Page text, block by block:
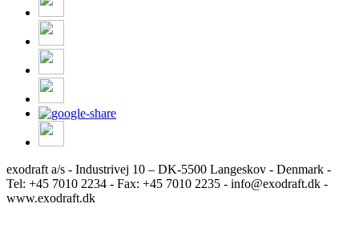
exodraft a/s - Industrivej 10 – DK-5500 Langeskov - Denmark -
Tel: +45 7010 2234 - Fax: +45 7010 2235 - info@exodraft.dk -
www.exodraft.dk